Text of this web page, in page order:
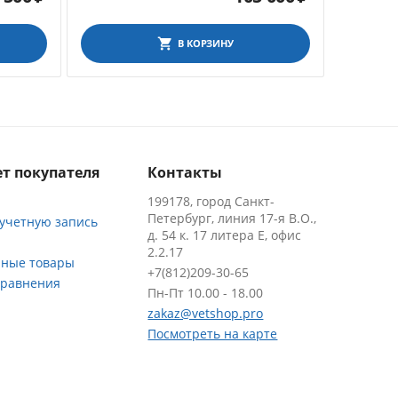
В КОРЗИНУ
покупателя
запись
товары
Контакты
199178, город Санкт-
Петербург, линия 17-я В.О.,
д. 54 к. 17 литера Е, офис
2.2.17
+7(812)209-30-65
Пн-Пт 10.00 - 18.00
zakaz@vetshop.pro
Посмотреть на карте